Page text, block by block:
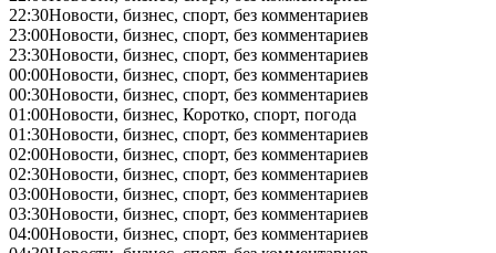
22:30Новости, бизнес, спорт, без комментариев
23:00Новости, бизнес, спорт, без комментариев
23:30Новости, бизнес, спорт, без комментариев
00:00Новости, бизнес, спорт, без комментариев
00:30Новости, бизнес, спорт, без комментариев
01:00Новости, бизнес, Коротко, спорт, погода
01:30Новости, бизнес, спорт, без комментариев
02:00Новости, бизнес, спорт, без комментариев
02:30Новости, бизнес, спорт, без комментариев
03:00Новости, бизнес, спорт, без комментариев
03:30Новости, бизнес, спорт, без комментариев
04:00Новости, бизнес, спорт, без комментариев